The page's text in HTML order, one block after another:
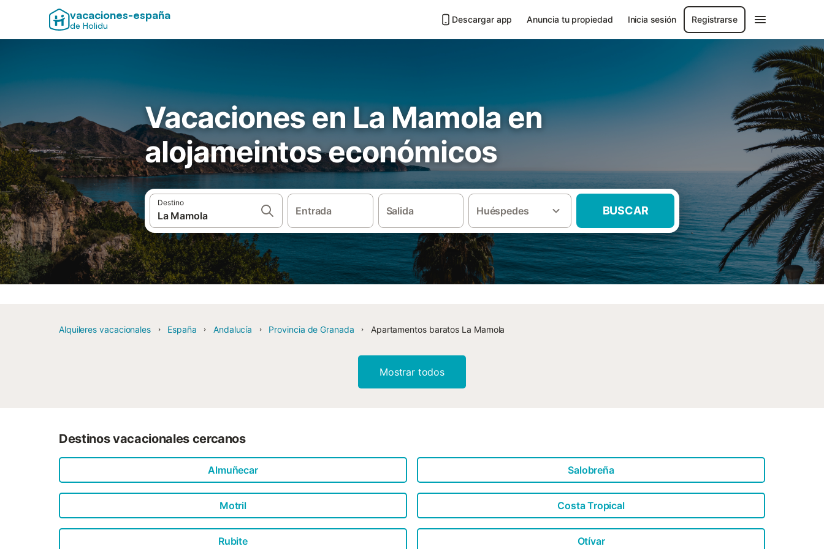
vacaciones-españa
de Holidu
Descargar app Anuncia tu propiedad Inicia sesión Registrarse
Vacaciones en La Mamola en
alojameintos económicos
Destino
Entrada Salida Huéspedes BUSCAR
Alquileres vacacionales España Andalucía Provincia de Granada Apartamentos baratos La Mamola
Mostrar todos
Destinos vacacionales cercanos
Almuñecar Salobreña
Motril Costa Tropical
Rubite Otívar